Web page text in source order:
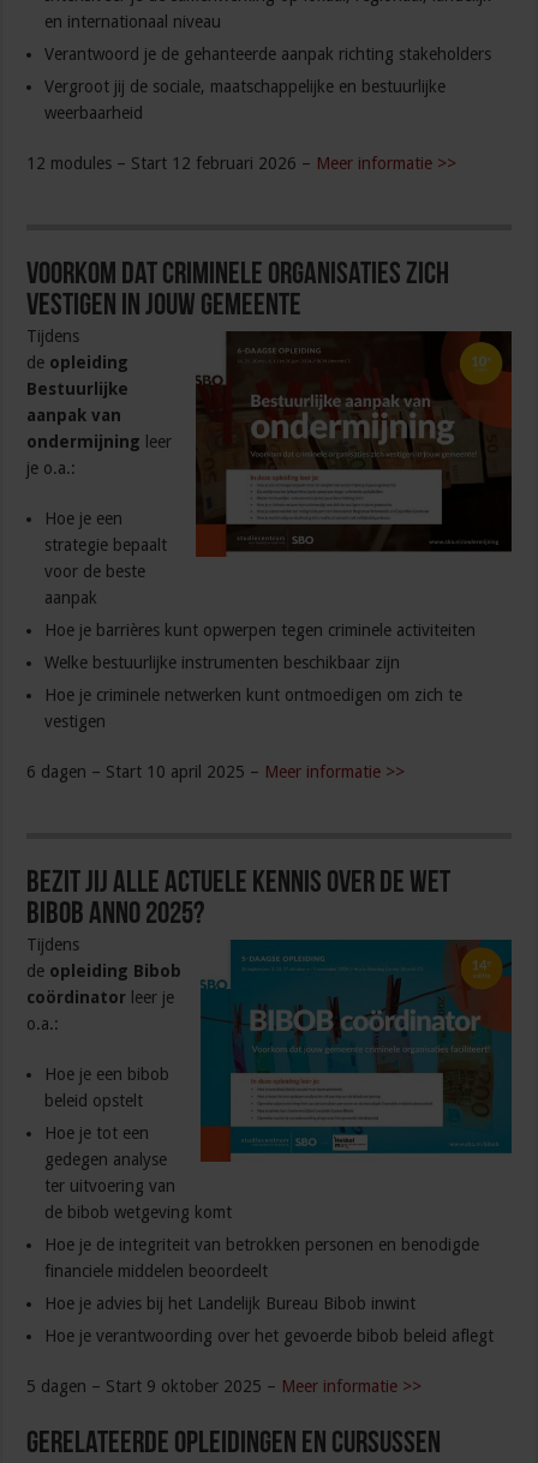
en internationaal niveau
Verantwoord je de gehanteerde aanpak richting stakeholders
Vergroot jij de sociale, maatschappelijke en bestuurlijke
weerbaarheid
12 modules – Start 12 februari 2026 – Meer informatie >>
Voorkom dat criminele organisaties zich
vestigen in jouw gemeente
Tijdens
de opleiding
Bestuurlijke
aanpak van
ondermijning leer
je o.a.:
Hoe je een
strategie bepaalt
voor de beste
aanpak
Hoe je barrières kunt opwerpen tegen criminele activiteiten
Welke bestuurlijke instrumenten beschikbaar zijn
Hoe je criminele netwerken kunt ontmoedigen om zich te
vestigen
6 dagen – Start 10 april 2025 – Meer informatie >>
Bezit jij alle actuele kennis over de Wet
Bibob anno 2025?
Tijdens
de opleiding Bibob
coördinator leer je
o.a.:
Hoe je een bibob
beleid opstelt
Hoe je tot een
gedegen analyse
ter uitvoering van
de bibob wetgeving komt
Hoe je de integriteit van betrokken personen en benodigde
financiele middelen beoordeelt
Hoe je advies bij het Landelijk Bureau Bibob inwint
Hoe je verantwoording over het gevoerde bibob beleid aflegt
5 dagen – Start 9 oktober 2025 – Meer informatie >>
Gerelateerde Opleidingen en Cursussen